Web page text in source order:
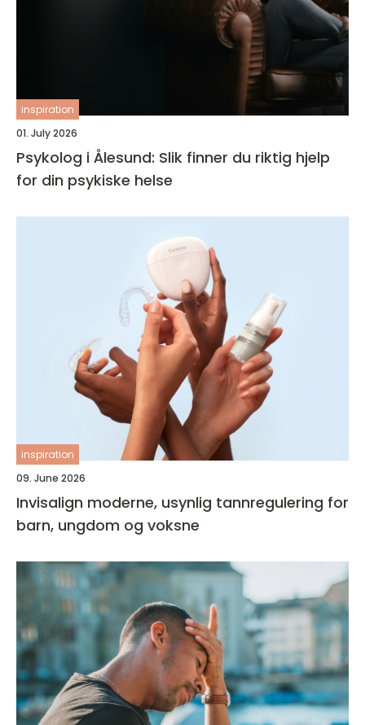
inspiration
01. July 2026
Psykolog i Ålesund: Slik finner du riktig hjelp
for din psykiske helse
inspiration
09. June 2026
Invisalign moderne, usynlig tannregulering for
barn, ungdom og voksne